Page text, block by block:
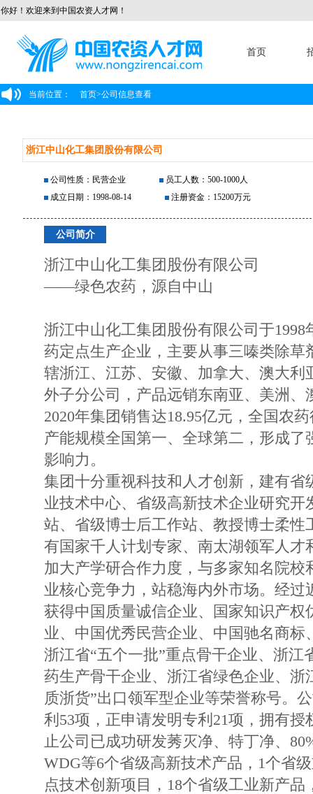
你好！欢迎来到中国农资人才网！
首页
当前位置： 首页>公司信息查看
浙江中山化工集团股份有限公司
公司性质：民营企业
员工人数：500-1000人
成立日期：1998-08-14
注册资金：15200万元
公司简介
浙江中山化工集团股份有限公司
——绿色农药，源自中山
浙江中山化工集团股份有限公司于
药定点生产企业，主要从事三嗪类除草
辖浙江、江苏、安徽、加拿大、澳大利
外子分公司，产品远销东南亚、美洲、
2020年集团销售达18.95亿元，全国农
产能规模全国第一、全球第二，形成
影响力。
集团十分重视科技和人才创新，建有省
业技术中心、省级高新技术企业研究
站、省级博士后工作站、教授博士柔性
有国家千人计划专家、南太湖领军人才
加大产学研合作力度，与多家知名院
业核心竞争力，站稳海内外市场。经
获得中国质量诚信企业、国家知识产权
业、中国优秀民营企业、中国驰名商
浙江省“五个一批”重点骨干企业、浙江
药生产骨干企业、浙江省绿色企业、浙
质浙货”出口领军型企业等荣誉称号。
利53项，正申请发明专利21项，拥有授
止公司已成功研发莠灭净、特丁净、
WDG等6个省级高新技术产品，1个省
点技术创新项目，18个省级工业新产品